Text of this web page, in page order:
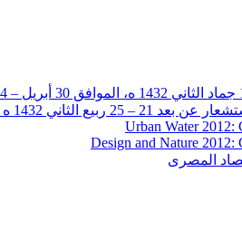
ه / 26 – 30 مارس 2011 م
Urban Water 2012:
Design and Nature 2012:
المصرى